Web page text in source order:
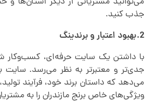
ع
ه
س
جذب کنید.
2.بهبود اعتبار و برندینگ
با داشتن یک سایت حرفه‌ای، کسب‌وکار
جدی‌تر و معتبرتر به نظر می‌رسد. سایت
می‌دهد که داستان برند خود، فرآیند
ویژگی‌های خاص برنج مازندران را به